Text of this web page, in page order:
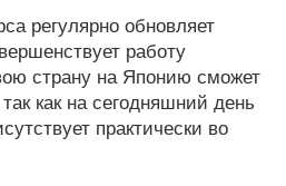
регулярно обновляет
работу
страну на Японию сможет
как на сегодняшний день
практически во